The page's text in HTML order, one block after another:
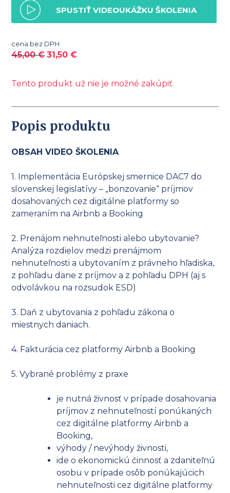
SPUSTIŤ VIDEOUKÁŽKU ŠKOLENIA
cena bez DPH
45,00€ 31,50€
Tento produkt už nie je možné zakúpiť.
Popis produktu
OBSAH VIDEO ŠKOLENIA
1. Implementácia Európskej smernice DAC7 do
slovenskej legislatívy – „bonzovanie“ príjmov
dosahovaných cez digitálne platformy so
zameraním na Airbnb a Booking
2. Prenájom nehnuteľnosti alebo ubytovanie?
Analýza rozdielov medzi prenájmom
nehnuteľnosti a ubytovaním z právneho hľadiska,
z pohľadu dane z príjmov a z pohľadu DPH (aj s
odvolávkou na rozsudok ESD)
3. Daň z ubytovania z pohľadu zákona o
miestnych daniach.
4. Fakturácia cez platformy Airbnb a Booking
5. Vybrané problémy z praxe
je nutná živnosť v prípade dosahovania
príjmov z nehnuteľností ponúkaných
cez digitálne platformy Airbnb a
Booking,
výhody / nevýhody živnosti,
ide o ekonomickú činnosť a zdaniteľnú
osobu v prípade osôb ponúkajúcich
nehnuteľnosti cez digitálne platformy